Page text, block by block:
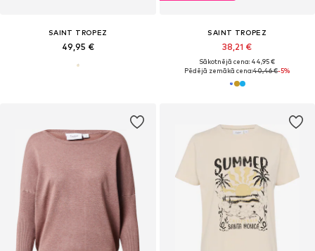
SAINT TROPEZ
49,95 €
SAINT TROPEZ
38,21 €
Sākotnējā cena: 44,95 €
Pēdējā zemākā cena:40,46 €-5%